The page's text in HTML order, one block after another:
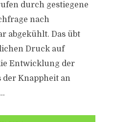
durch gestiegene
nach
abgekühlt. Das übt
Druck auf
Entwicklung der
der Knappheit an